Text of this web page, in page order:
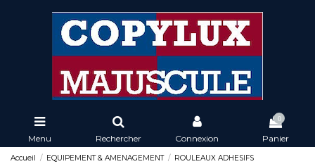
Menu Rechercher Connexion
0
Panier
Accueil EQUIPEMENT & AMENAGEMENT
ROULEAUX ADHESIFS